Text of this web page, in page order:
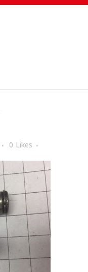
0 Likes